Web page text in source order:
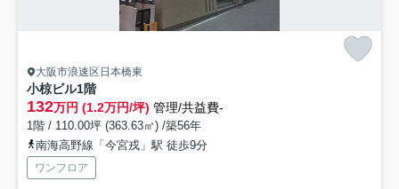
大阪市浪速区日本橋東
小椋ビル1階
132万円 (1.2万円/坪) 管理/共益費-
1階 / 110.00坪 (363.63㎡) /築56年
南海高野線「今宮戎」駅 徒歩9分
ワンフロア